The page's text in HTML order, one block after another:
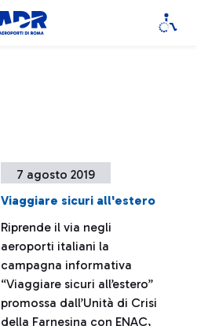
7 agosto 2019
Viaggiare sicuri all'estero
Riprende il via negli
aeroporti italiani la
campagna informativa
“Viaggiare sicuri all’estero”
promossa dall’Unità di Crisi
della Farnesina con ENAC,